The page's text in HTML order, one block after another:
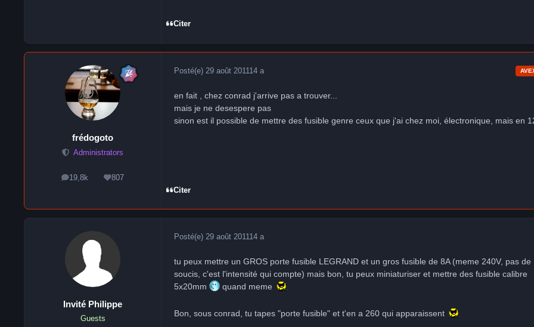
Citer
frédogoto
Administrators
19,8k
messages807
Réputation
Posté(e) 29 août 201114 a
en fait , chez conrad j'arrive pas a trouver...
mais je ne desespere pas
sinon est il possible de mettre des fusible genre ceux que j'ai chez moi, électronique, mais en
Citer
Invité Philippe
Guests
Posté(e) 29 août 201114 a
tu peux mettre un GROS porte fusible LEGRAND et un gros fusible de 8A (meme 240V, pas de
soucis, c'est l'intensité qui compte) mais bon, tu peux miniaturiser et mettre des fusible calibre
5x20mm
quand meme
Bon, sous conrad, tu tapes "porte fusible" et t'en a 260 qui apparaissent